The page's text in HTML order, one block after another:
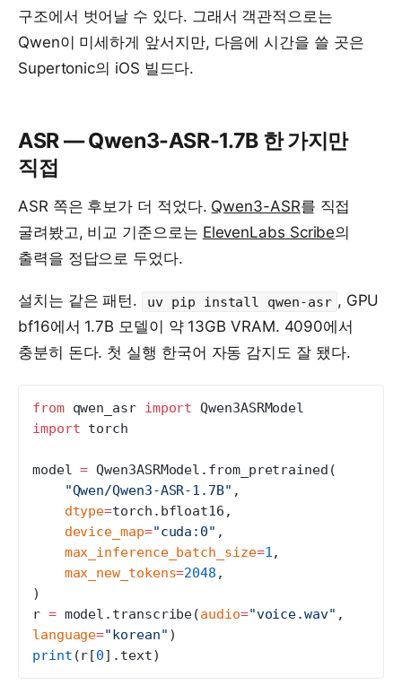
구조에서 벗어날 수 있다. 그래서 객관적으로는
Qwen이 미세하게 앞서지만, 다음에 시간을 쓸 곳은
Supertonic의 iOS 빌드다.
ASR — Qwen3-ASR-1.7B 한 가지만
직접
ASR 쪽은 후보가 더 적었다. Qwen3-ASR를 직접
굴려봤고, 비교 기준으로는 ElevenLabs Scribe의
출력을 정답으로 두었다.
설치는 같은 패턴. uv pip install qwen-asr , GPU
bf16에서 1.7B 모델이 약 13GB VRAM. 4090에서
충분히 돈다. 첫 실행 한국어 자동 감지도 잘 됐다.
from qwen_asr import Qwen3ASRModel
import torch
model = Qwen3ASRModel.from_pretrained(
    "Qwen/Qwen3-ASR-1.7B"
,
    dtype
=torch.bfloat16,
    device_map
="cuda:0" ,
    max_inference_batch_size
=1,
    max_new_tokens
=2048 ,
)
r = model.transcribe(audio="voice.wav"
language="korean" )
print (r[0].text)